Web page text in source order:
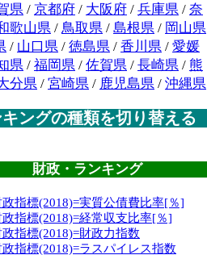
県 / 京都府 / 大阪府 / 兵庫県 / 奈
歌山県 / 鳥取県 / 島根県 / 岡山県
/ 山口県 / 徳島県 / 香川県 / 愛媛
県 / 福岡県 / 佐賀県 / 長崎県 / 熊
分県 / 宮崎県 / 鹿児島県 / 沖縄県
キングの種類を切り替える
財政・ランキング
政指標(2018)=実質公債費比率[％]
政指標(2018)=経常収支比率[％]
政指標(2018)=財政力指数
政指標(2018)=ラスパイレス指数